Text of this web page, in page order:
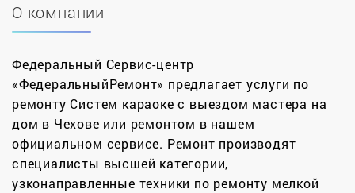
О компании
Федеральный Сервис-центр
«ФедеральныйРемонт» предлагает услуги по
ремонту Систем караоке с выездом мастера на
дом в Чехове или ремонтом в нашем
официальном сервисе. Ремонт производят
специалисты высшей категории,
узконаправленные техники по ремонту мелкой